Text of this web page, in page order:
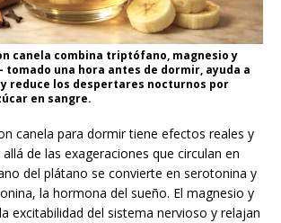
canela combina triptófano, magnesio y
una hora antes de dormir, ayuda a
reduce los despertares nocturnos por
en sangre.
canela para dormir tiene efectos reales y
de las exageraciones que circulan en
del plátano se convierte en serotonina y
la hormona del sueño. El magnesio y
excitabilidad del sistema nervioso y relajan